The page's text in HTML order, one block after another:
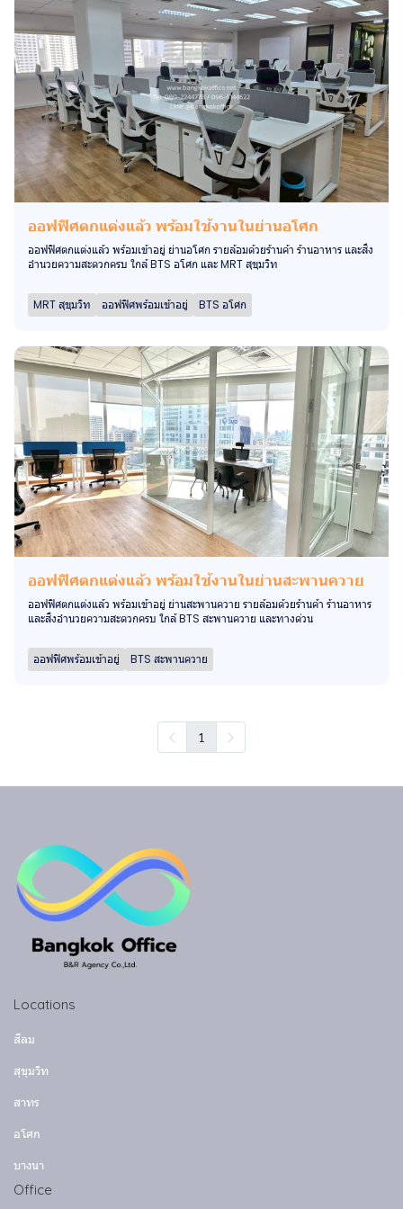
ออฟฟิศตกแต่งแล้ว พร้อมใช้งานในย่านอโศก
ออฟฟิศตกแต่งแล้ว พร้อมเข้าอยู่ ย่านอโศก รายล้อมด้วยร้านค้า ร้านอาหาร และสิ่ง
อำนวยความสะดวกครบ ใกล้ BTS อโศก และ MRT สุขุมวิท
MRT สุขุมวิท ออฟฟิศพร้อมเข้าอยู่ BTS อโศก
ออฟฟิศตกแต่งแล้ว พร้อมใช้งานในย่านสะพานควาย
ออฟฟิศตกแต่งแล้ว พร้อมเข้าอยู่ ย่านสะพานควาย รายล้อมด้วยร้านค้า ร้านอาหาร
และสิ่งอำนวยความสะดวกครบ ใกล้ BTS สะพานควาย และทางด่วน
ออฟฟิศพร้อมเข้าอยู่ BTS สะพานควาย
1
Locations
สีลม
สุขุมวิท
สาทร
อโศก
บางนา
Office